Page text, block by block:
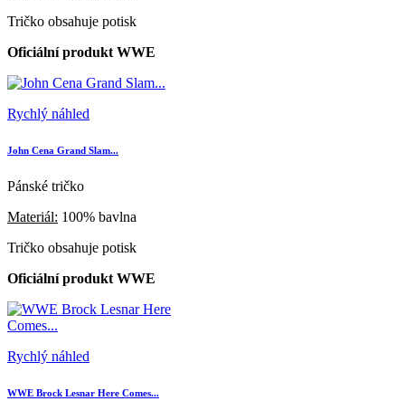
Tričko obsahuje potisk
Oficiální produkt WWE
Rychlý náhled
John Cena Grand Slam...
Pánské tričko
Materiál: 100% bavlna
Tričko obsahuje potisk
Oficiální produkt WWE
Rychlý náhled
WWE Brock Lesnar Here Comes...